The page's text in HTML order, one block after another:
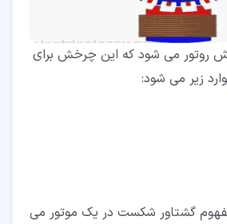
روتور می شود که این چرخش برای
زیر می شود:
گشتاور شکست در یک موتور می